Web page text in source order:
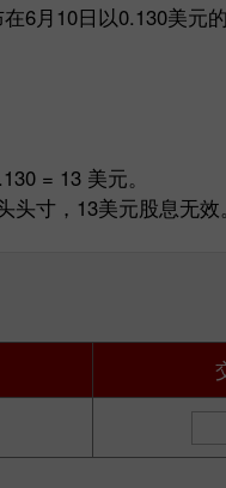
6月10日以0.130美元
= 13 美元。
头寸，13美元股息无